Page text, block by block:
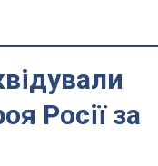
Росії за